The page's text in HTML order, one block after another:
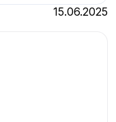
15.06.2025